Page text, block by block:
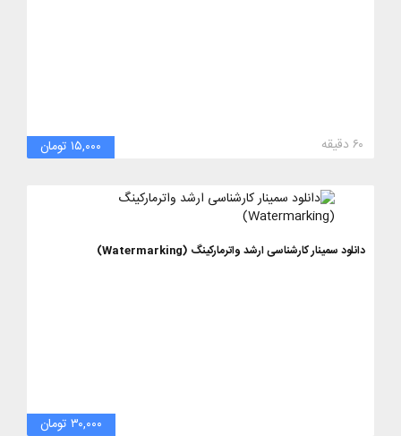
۱۵,۰۰۰ تومان ۶۰ دقیقه
دانلود سمینار کارشناسی ارشد واترمارکینگ (Watermarking)
۳۰,۰۰۰ تومان